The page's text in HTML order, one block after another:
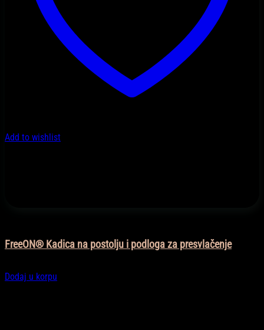
Add to wishlist
FreeON® Kadica na postolju i podloga za presvlačenje
Dodaj u korpu